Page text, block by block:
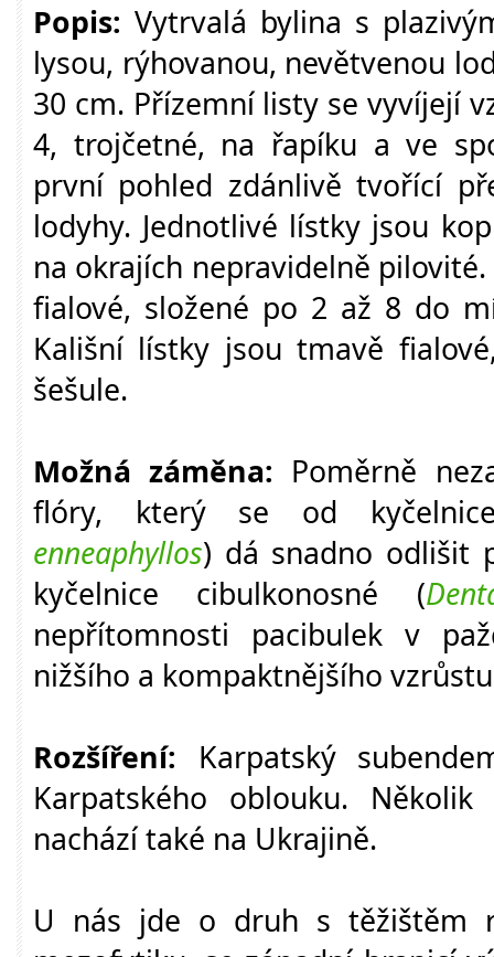
Popis: Vytrvalá bylina s
lysou, rýhovanou, nevětvenou
30 cm. Přízemní listy se vyvíjejí
4, trojčetné, na řapíku a ve
první pohled zdánlivě tvořící
lodyhy. Jednotlivé lístky jsou
na okrajích nepravidelně
fialové, složené po 2 až 8 do
Kališní lístky jsou tmavě
šešule.
Možná záměna: Poměrně
flóry, který se od
enneaphyllos) dá snadno odlišit
kyčelnice cibulkonosné (
nepřítomnosti pacibulek v
nižšího a kompaktnějšího
Rozšíření: Karpatský
Karpatského oblouku.
nachází také na Ukrajině.
U nás jde o druh s těžištěm